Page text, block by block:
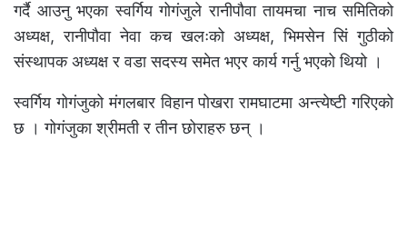
गर्दै आउनु भएका स्वर्गिय गोगंजुले रानीपौवा तायमचा नाच समितिको
अध्यक्ष, रानीपौवा नेवा कच खलःको अध्यक्ष, भिमसेन सिं गुठीको
संस्थापक अध्यक्ष र वडा सदस्य समेत भएर कार्य गर्नु भएको थियो ।
स्वर्गिय गोगंजुको मंगलबार विहान पोखरा रामघाटमा अन्त्येष्टी गरिएको
छ । गोगंजुका श्रीमती र तीन छोराहरु छन् ।